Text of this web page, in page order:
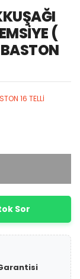
(
16 TELLİ
Sor